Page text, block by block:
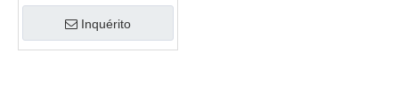
de frasco de alumínio
Inquérito